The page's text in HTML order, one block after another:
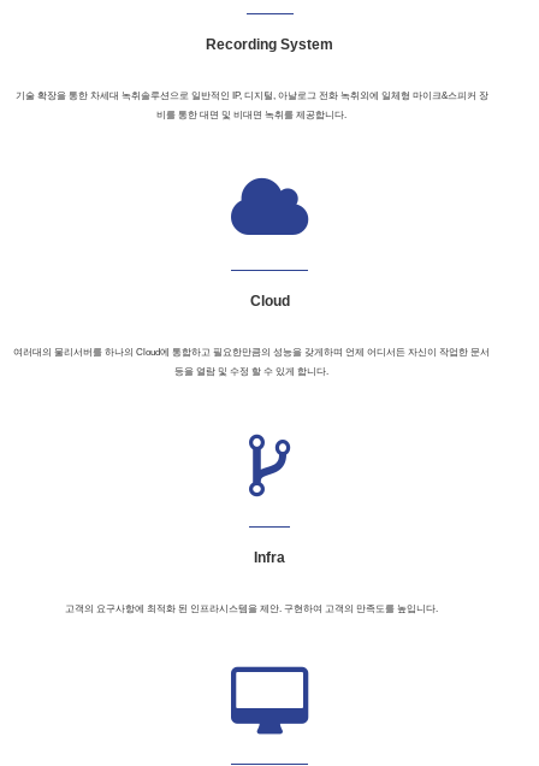
Recording System
기술 확장을 통한 차세대 녹취솔루션으로 일반적인 IP, 디지털, 아날로그 전화 녹취외에 일체형 마이크&스피커 장
비를 통한 대면 및 비대면 녹취를 제공합니다.
Cloud
여러대의 물리서버를 하나의 Cloud에 통합하고 필요한만큼의 성능을 갖게하며 언제 어디서든 자신이 작업한 문서
등을 열람 및 수정 할 수 있게 합니다.
Infra
고객의 요구사항에 최적화 된 인프라시스템을 제안. 구현하여 고객의 만족도를 높입니다.